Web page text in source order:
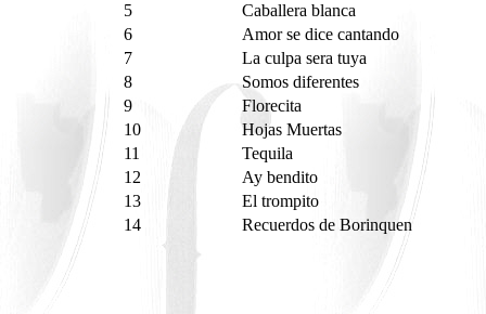
5
Caballera blanca
6
Amor se dice cantando
7
La culpa sera tuya
8
Somos diferentes
9
Florecita
10
Hojas Muertas
11
Tequila
12
Ay bendito
13
El trompito
14
Recuerdos de Borinquen